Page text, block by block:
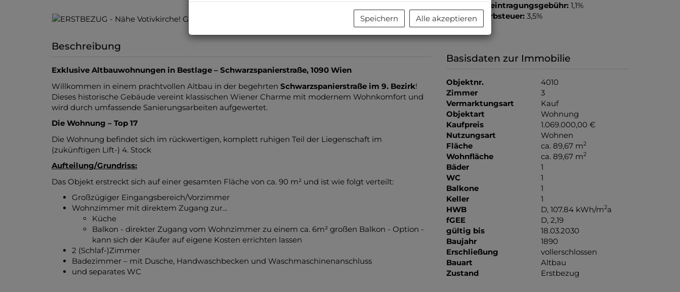
Beschreibung
Exklusive Altbauwohnungen in Bestlage – Schwarzspanierstraße, 1090 Wien
Willkommen in einem prachtvollen Altbau in der begehrten Schwarzspanierstraße im 9. Bezirk!
Dieses historische Gebäude vereint klassischen Wiener Charme mit modernem Wohnkomfort und
wird durch umfassende Sanierungsarbeiten aufgewertet.
Die Wohnung – Top 17
Die Wohnung befindet sich im rückwertigen, komplett ruhigen Teil der Liegenschaft im
(zukünftigen Lift-) 4. Stock
Aufteilung/Grundriss:
Das Objekt erstreckt sich auf einer gesamten Fläche von ca. 90 m² und ist wie folgt verteilt:
Großzügiger Eingangsbereich/Vorzimmer
Wohnzimmer mit direktem Zugang zur...
Küche
Balkon - direkter Zugang vom Wohnzimmer zu einem ca. 6m² großen Balkon - Option -
kann sich der Käufer auf eigene Kosten errichten lassen
2 (Schlaf-)Zimmer
Badezimmer – mit Dusche, Handwaschbecken und Waschmaschinenanschluss
und separates WC
Grundbucheintragungsgebühr: 1,1%
Grunderwerbsteuer: 3,5%
Basisdaten zur Immobilie
Objektnr.
4010
Zimmer
3
Vermarktungsart
Kauf
Objektart
Wohnung
Kaufpreis
1.069.000,00 €
Nutzungsart
Wohnen
Fläche
ca. 89,67 m2
Wohnfläche ca. 89,67 m2
Bäder
1
WC
1
Balkone
1
Keller
1
HWB
D, 107.84 kWh/m2a
fGEE
D, 2,19
gültig bis
18.03.2030
Baujahr
1890
Erschließung
vollerschlossen
Bauart
Altbau
Zustand
Erstbezug
Speichern Alle akzeptieren